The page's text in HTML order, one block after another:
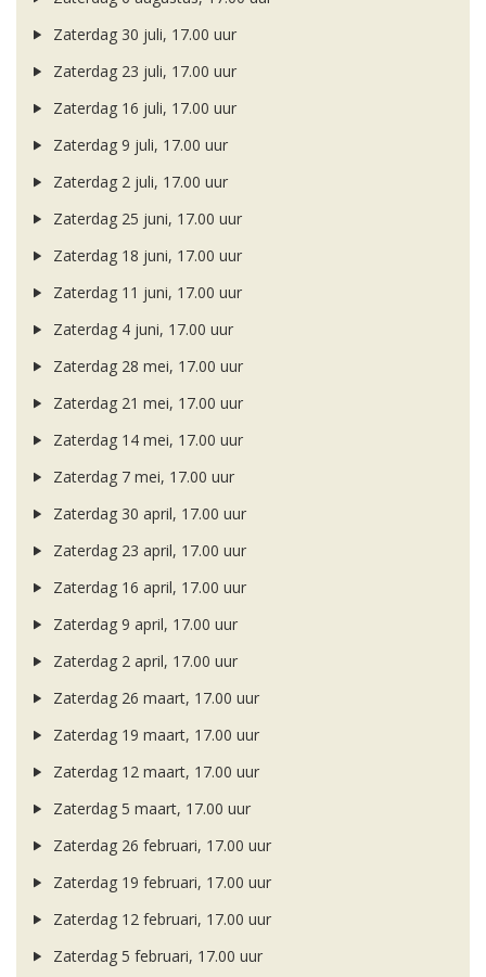
Zaterdag 30 juli, 17.00 uur
Zaterdag 23 juli, 17.00 uur
Zaterdag 16 juli, 17.00 uur
Zaterdag 9 juli, 17.00 uur
Zaterdag 2 juli, 17.00 uur
Zaterdag 25 juni, 17.00 uur
Zaterdag 18 juni, 17.00 uur
Zaterdag 11 juni, 17.00 uur
Zaterdag 4 juni, 17.00 uur
Zaterdag 28 mei, 17.00 uur
Zaterdag 21 mei, 17.00 uur
Zaterdag 14 mei, 17.00 uur
Zaterdag 7 mei, 17.00 uur
Zaterdag 30 april, 17.00 uur
Zaterdag 23 april, 17.00 uur
Zaterdag 16 april, 17.00 uur
Zaterdag 9 april, 17.00 uur
Zaterdag 2 april, 17.00 uur
Zaterdag 26 maart, 17.00 uur
Zaterdag 19 maart, 17.00 uur
Zaterdag 12 maart, 17.00 uur
Zaterdag 5 maart, 17.00 uur
Zaterdag 26 februari, 17.00 uur
Zaterdag 19 februari, 17.00 uur
Zaterdag 12 februari, 17.00 uur
Zaterdag 5 februari, 17.00 uur